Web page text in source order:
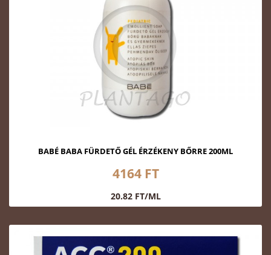
BABÉ BABA FÜRDETŐ GÉL ÉRZÉKENY BŐRRE 200ML
4164 FT
20.82 FT/ML